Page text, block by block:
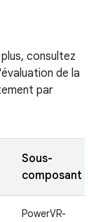
consultez
de la
par
Sous-
composant
PowerVR-